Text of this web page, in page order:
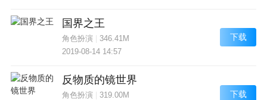
国界之王
角色扮演| 346.41M
2019-08-14 14:57
下载
反物质的镜世界
角色扮演| 319.00M 下载